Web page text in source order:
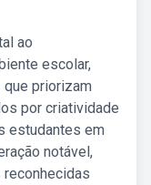
ao
escolar,
priorizam
por criatividade
estudantes em
notável,